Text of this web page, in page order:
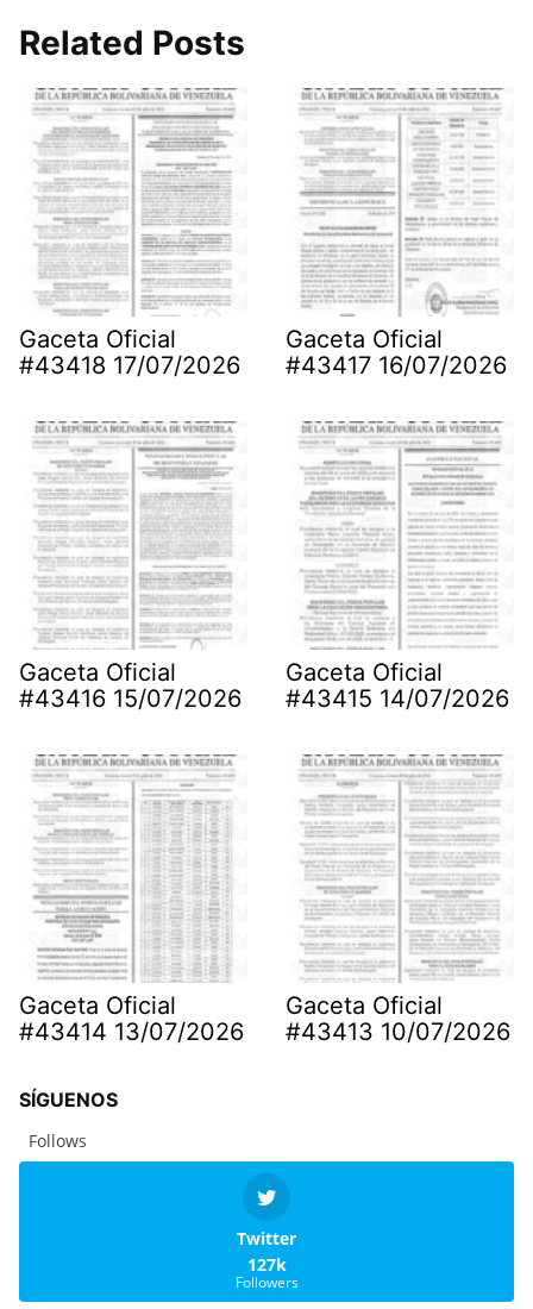
Related Posts
Gaceta Oficial
#43418 17/07/2026
Gaceta Oficial
#43417 16/07/2026
Gaceta Oficial
#43416 15/07/2026
Gaceta Oficial
#43415 14/07/2026
Gaceta Oficial
#43414 13/07/2026
Gaceta Oficial
#43413 10/07/2026
SÍGUENOS
Follows
Twitter
127k
Followers